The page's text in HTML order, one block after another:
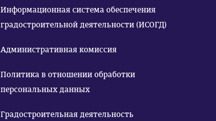
Информационная система обеспечения
градостроительной деятельности (ИСОГД)
Административная комиссия
Политика в отношении обработки
персональных данных
Градостроительная деятельность